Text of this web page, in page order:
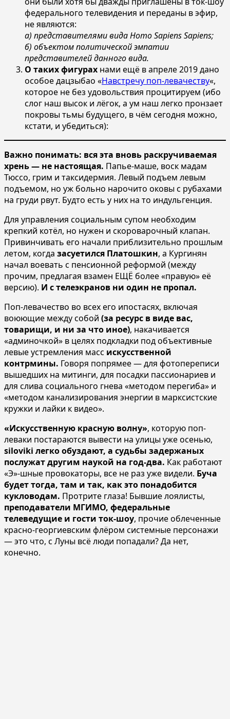
федерального телевидения и переданы в эфир,
не являются:
а) представителями вида Homo Sapiens Sapiens;
б) объектом политической эмпатии
представителей данного вида.
О таких фигурах нами ещё в апреле 2019 дано
особое дацзыбао «Навстречу поп-левачеству«,
которое не без удовольствия процитируем (ибо
слог наш высок и лёгок, а ум наш легко пронзает
покровы тьмы будущего, в чём сегодня можно,
кстати, и убедиться):
Важно понимать: вся эта вновь раскручиваемая
хрень — не настоящая. Папье-маше, воск мадам
Тюссо, грим и таксидермия. Левый подъем левым
подъемом, но уж больно нарочито оковы с рубахами
на груди рвут. Будто есть у них на то индульгенция.
Для управления социальным супом необходим
крепкий котёл, но нужен и скороварочный клапан.
Привинчивать его начали приблизительно прошлым
летом, когда засуетился Платошкин, а Кургинян
начал воевать с пенсионной реформой (между
прочим, предлагая взамен ЕЩЁ более «правую» её
версию). И с телеэкранов ни один не пропал.
Поп-левачество во всех его ипостасях, включая
воюющие между собой (за ресурс в виде вас,
товарищи, и ни за что иное), накачивается
«админочкой» в целях подкладки под объективные
левые устремления масс искусственной
контрмины. Говоря попрямее — для фотопереписи
вышедших на митинги, для посадки пассионариев и
для слива социального гнева «методом перегиба» и
«методом канализирования энергии в марксистские
кружки и лайки к видео».
«Искусственную красную волну», которую поп-
леваки постараются вывести на улицы уже осенью,
siloviki легко обуздают, а судьбы задержаных
послужат другим наукой на год-два. Как работают
«Э»-шные провокаторы, все не раз уже видели. Буча
будет тогда, там и так, как это понадобится
кукловодам. Протрите глаза! Бывшие лоялисты,
преподаватели МГИМО, федеральные
телеведущие и гости ток-шоу, прочие облеченные
красно-георгиевским флёром системные персонажи
— это что, с Луны всё люди попадали? Да нет,
конечно.